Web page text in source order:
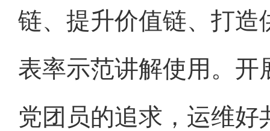
链、提升价值链、打造
表率示范讲解使用。
党团员的追求，运维